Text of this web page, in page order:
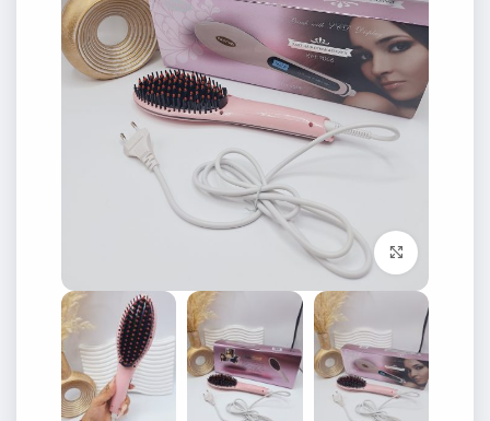
برای بزرگنمایی کلیک کنید